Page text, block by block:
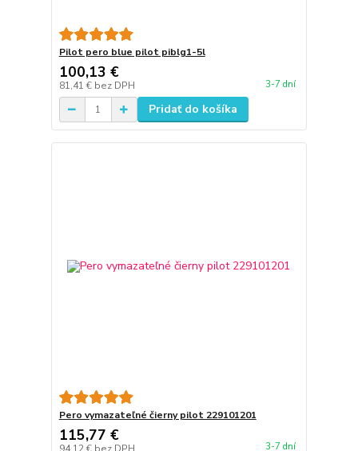
Pilot pero blue pilot piblg1-5l
100,13 €
81,41 € bez DPH 3-7 dní
Pridať do košíka
Pero vymazateľné čierny pilot 229101201
115,77 €
3-7 dní